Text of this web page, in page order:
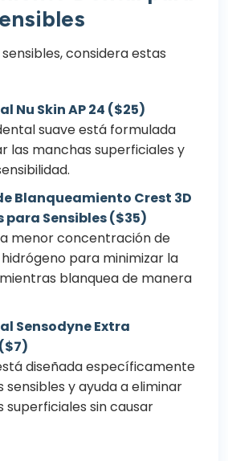
considera estas
Nu Skin AP 24 ($25)
suave está formulada
las manchas superficiales y
Blanqueamiento Crest 3D
Sensibles ($35)
menor concentración de
para minimizar la
blanquea de manera
Sensodyne Extra
diseñada específicamente
sensibles y ayuda a eliminar
superficiales sin causar